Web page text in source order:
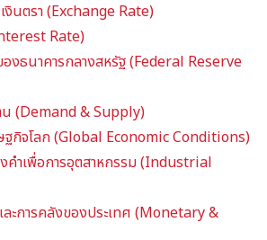
งินตรา (Exchange Rate)
Rate)
องธนาคารกลางสหรัฐ (Federal Reserve
น (Demand & Supply)
กิจโลก (Global Economic Conditions)
คำเพื่อการอุตสาหกรรม (Industrial
ละการคลังของประเทศ (Monetary &